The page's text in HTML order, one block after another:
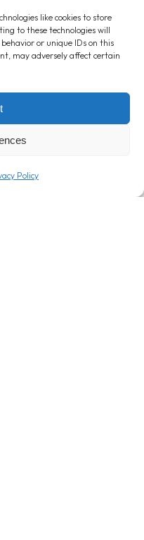
like cookies to store
to these technologies will
or unique IDs on this
may adversely affect certain
Policy